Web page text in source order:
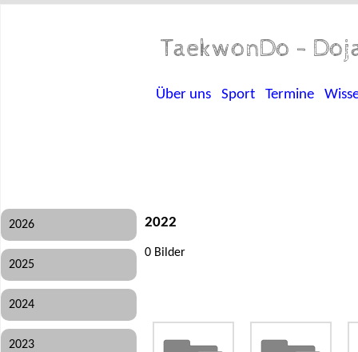
TaekwonDo -
Über uns Sport Termine
2026
2025
2024
2023
2022
0 Bilder